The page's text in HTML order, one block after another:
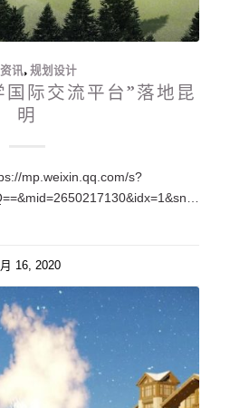
讯,规划设计
国际交流平台”落地昆
明
mp.weixin.qq.com/s?
__biz=MzA5OTc4MjkxMQ==&mid=2650217130&idx=1&sn=ffc9aee2abb155f39b0f71e147936a24&chksm=88fea33abf892a2c7da7346860f8b5e6e933a794f266727aa20bbe3c73c62c2e0fbca9e3fcc0&token=1719591371&lang=zh_C…
16, 2020